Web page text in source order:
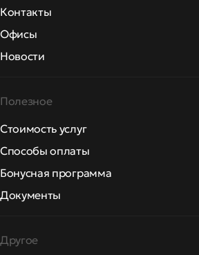
Контакты
Офисы
Новости
Полезное
Стоимость услуг
Способы оплаты
Бонусная программа
Документы
Другое